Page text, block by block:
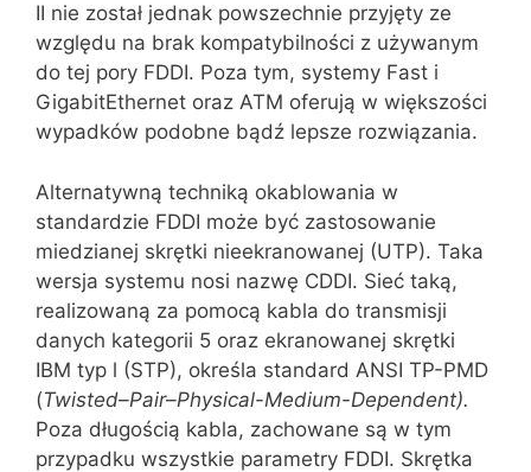
II nie został jednak powszechnie przyjęty ze
względu na brak kompatybilności z używanym
do tej pory FDDI. Poza tym, systemy Fast i
GigabitEthernet oraz ATM oferują w większości
wypadków podobne bądź lepsze rozwiązania.
Alternatywną techniką okablowania w
standardzie FDDI może być zasto‌sowanie
miedzianej skrętki nieekranowanej (UTP). Taka
wersja systemu nosi nazwę CDDI. Sieć taką,
realizowa‌ną za pomocą kabla do transmisji
danych kategorii 5 oraz ekranowanej skrętki
IBM typ l (STP), określa standard ANSI TP-PMD
(Twisted–Pair–Physical-Medium-Dependent).
Poza długością kabla, zachowane są w tym
przypadku wszystkie parametry FDDI. Skrętka